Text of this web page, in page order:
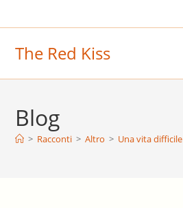
al
The Red Kiss
Blog
> Racconti > Altro > Una vita difficile